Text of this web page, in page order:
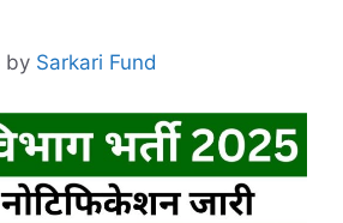
by Sarkari Fund